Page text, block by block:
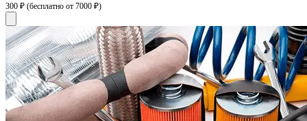
300 ₽ (бесплатно от 7000 ₽)